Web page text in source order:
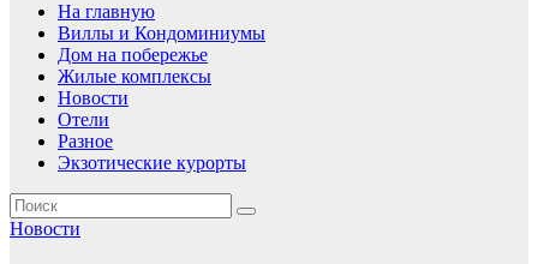
На главную
Виллы и Кондоминиумы
Дом на побережье
Жилые комплексы
Новости
Отели
Разное
Экзотические курорты
Новости